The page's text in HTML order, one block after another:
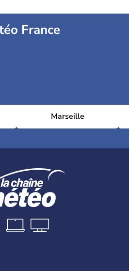
France
Marseille